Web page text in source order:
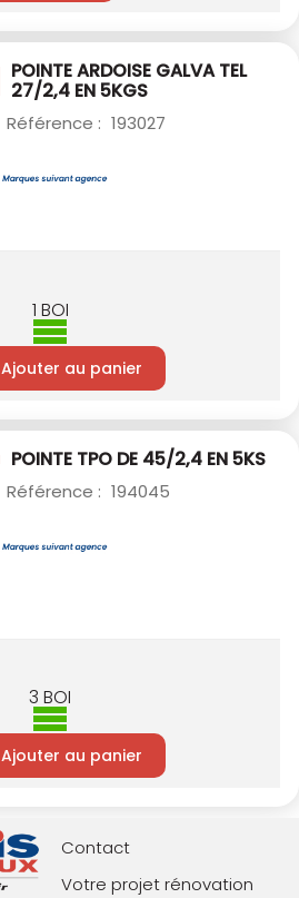
POINTE ARDOISE GALVA TEL
27/2,4 EN 5KGS
Référence : 193027
1 BOI
Ajouter au panier
POINTE TPO DE 45/2,4 EN 5KS
Référence : 194045
3 BOI
Ajouter au panier
Contact
Votre projet rénovation